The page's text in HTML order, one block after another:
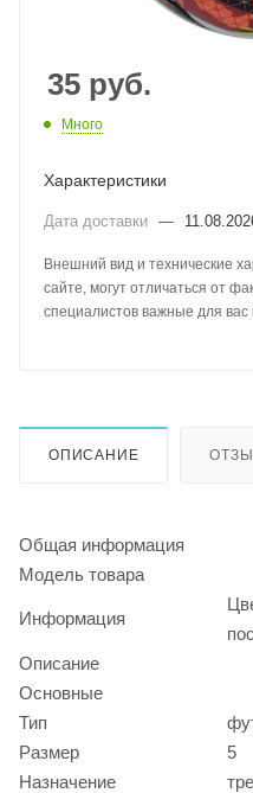
35 руб.
Много
Характеристики
Дата доставки —
Внешний вид и технические
сайте, могут отличаться от
специалистов важные для вас
ОПИСАНИЕ
Общая информация
Модель товара
Информация
Описание
Основные
Тип
Размер
5
Назначение